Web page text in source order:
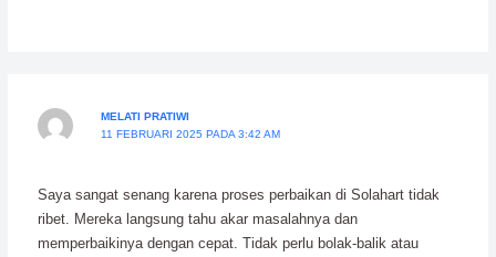
MELATI PRATIWI
11 FEBRUARI 2025 PADA 3:42 AM
Saya sangat senang karena proses perbaikan di Solahart tidak
ribet. Mereka langsung tahu akar masalahnya dan
memperbaikinya dengan cepat. Tidak perlu bolak-balik atau